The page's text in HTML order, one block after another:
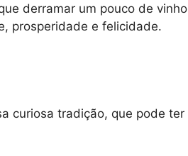
derramar um pouco de vinho
prosperidade e felicidade.
curiosa tradição, que pode ter